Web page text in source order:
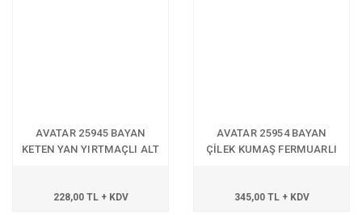
AVATAR 25945 BAYAN
KETEN YAN YIRTMAÇLI ALT
228,00 TL + KDV
AVATAR 25954 BAYAN
ÇİLEK KUMAŞ FERMUARLI
345,00 TL + KDV